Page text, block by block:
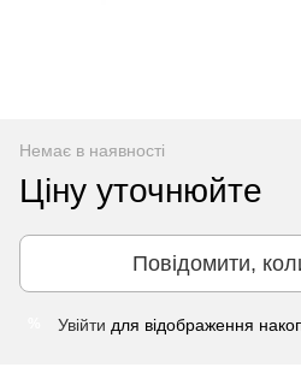
Немає в наявності
Ціну уточнюйте
Повідомити,
Увійти для відображення